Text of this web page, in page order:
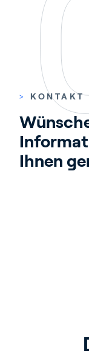
> KONTAKT
Ihnen